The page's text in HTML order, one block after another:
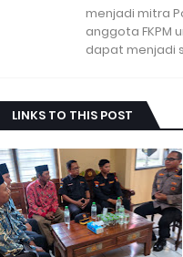
menjadi mitra
anggota FKPM
dapat menjadi
LINKS TO THIS POST